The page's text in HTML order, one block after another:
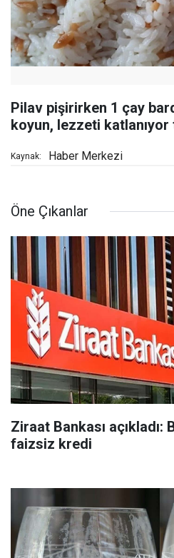
Pilav pişirirken 1 çay
koyun, lezzeti katlanıyor
Kaynak: Haber Merkezi
Öne Çıkanlar
Ziraat Bankası açıkladı:
faizsiz kredi